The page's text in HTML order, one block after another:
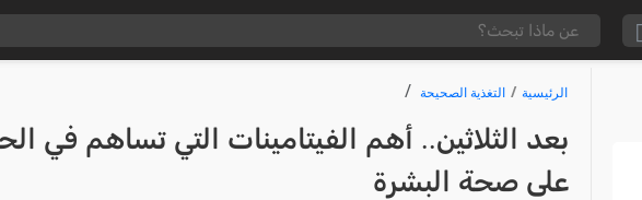
الرئيسية التغذية الصحيحة
بعد الثلاثين.. أهم الفيتامينات التي تساهم في
على صحة البشرة